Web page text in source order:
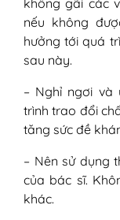
không gãi các
nếu không
hưởng tới quá
sau này.
– Nghỉ ngơi và
trình trao đổi
tăng sức đề
– Nên sử dụng
của bác sĩ.
khác.